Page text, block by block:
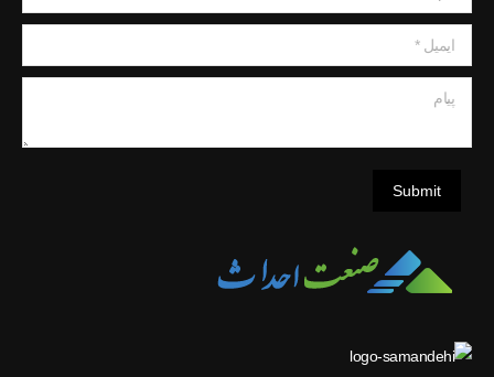
ایمیل *
Submit